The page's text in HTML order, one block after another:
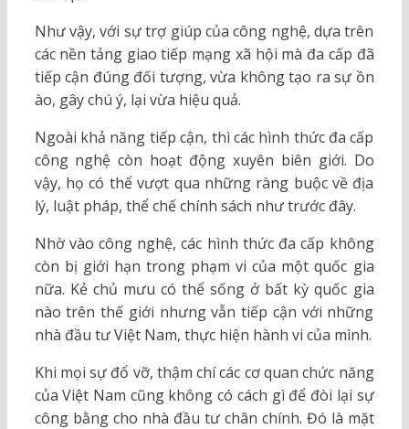
Như vậy, với sự trợ giúp của công nghệ, dựa trên
các nền tảng giao tiếp mạng xã hội mà đa cấp đã
tiếp cận đúng đối tượng, vừa không tạo ra sự ồn
ào, gây chú ý, lại vừa hiệu quả.
Ngoài khả năng tiếp cận, thì các hình thức đa cấp
công nghệ còn hoạt động xuyên biên giới. Do
vậy, họ có thể vượt qua những ràng buộc về địa
lý, luật pháp, thể chế chính sách như trước đây.
Nhờ vào công nghệ, các hình thức đa cấp không
còn bị giới hạn trong phạm vi của một quốc gia
nữa. Kẻ chủ mưu có thể sống ở bất kỳ quốc gia
nào trên thế giới nhưng vẫn tiếp cận với những
nhà đầu tư Việt Nam, thực hiện hành vi của mình.
Khi mọi sự đổ vỡ, thậm chí các cơ quan chức năng
của Việt Nam cũng không có cách gì để đòi lại sự
công bằng cho nhà đầu tư chân chính. Đó là mặt